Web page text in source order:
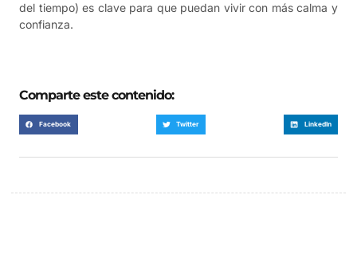
del tiempo) es clave para que puedan vivir con más calma y
confianza.
Comparte este contenido:
Facebook Twitter LinkedIn